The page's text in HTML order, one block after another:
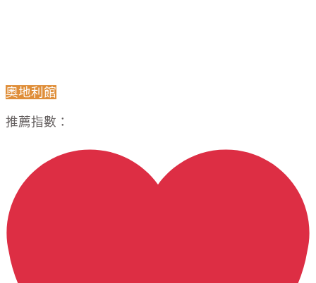
奧地利館
推薦指數：